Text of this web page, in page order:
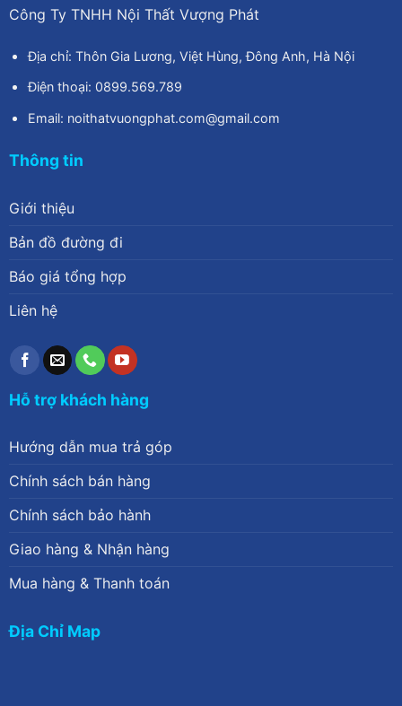
Công Ty TNHH Nội Thất Vượng Phát
Địa chỉ: Thôn Gia Lương, Việt Hùng, Đông Anh, Hà Nội
Điện thoại: 0899.569.789
Email: noithatvuongphat.com@gmail.com
Thông tin
Giới thiệu
Bản đồ đường đi
Báo giá tổng hợp
Liên hệ
Hỗ trợ khách hàng
Hướng dẫn mua trả góp
Chính sách bán hàng
Chính sách bảo hành
Giao hàng & Nhận hàng
Mua hàng & Thanh toán
Địa Chỉ Map